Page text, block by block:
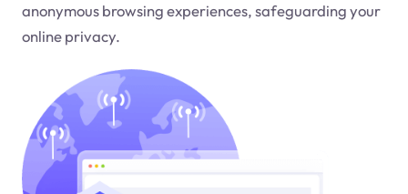
anonymous browsing experiences, safeguarding your
online privacy.